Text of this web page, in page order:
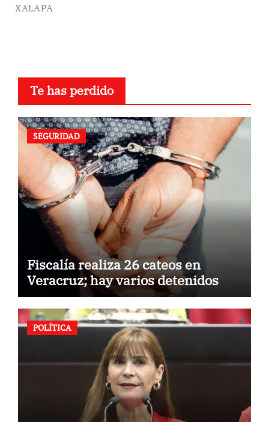
XALAPA
Te has perdido
SEGURIDAD
Fiscalía realiza 26 cateos en
Veracruz; hay varios detenidos
POLÍTICA